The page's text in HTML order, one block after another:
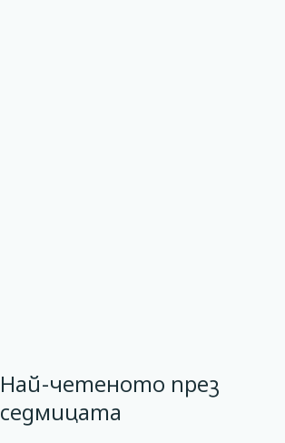
Най-четеното през
седмицата